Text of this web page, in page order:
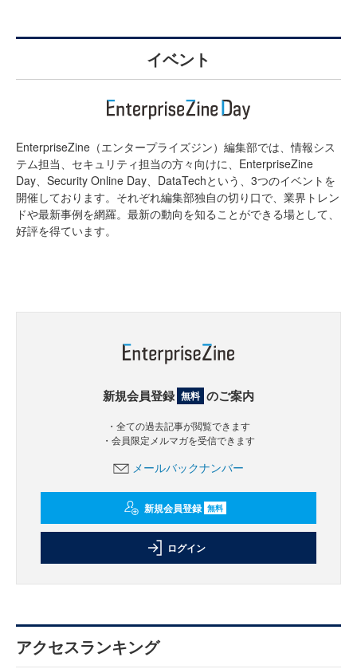
イベント
EnterpriseZine（エンタープライズジン）編集部では、情報シス
テム担当、セキュリティ担当の方々向けに、EnterpriseZine
Day、Security Online Day、DataTechという、3つのイベントを
開催しております。それぞれ編集部独自の切り口で、業界トレン
ドや最新事例を網羅。最新の動向を知ることができる場として、
好評を得ています。
新規会員登録 無料 のご案内
・全ての過去記事が閲覧できます
・会員限定メルマガを受信できます
メールバックナンバー
新規会員登録 無料
ログイン
アクセスランキング